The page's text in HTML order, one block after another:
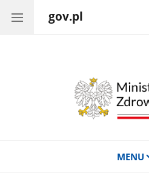
gov.pl
MENU